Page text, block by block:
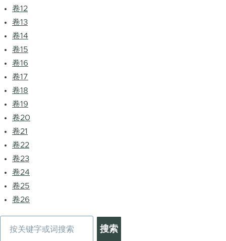
卷12
卷13
卷14
卷15
卷16
卷17
卷18
卷19
卷20
卷21
卷22
卷23
卷24
卷25
卷26